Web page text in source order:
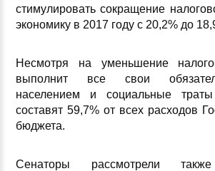
стимулировать сокращение
экономику в 2017 году с 20,2% до
Несмотря на уменьшение
выполнит все свои
населением и социальные
составят 59,7% от всех расходов
бюджета.
Сенаторы рассмотрели